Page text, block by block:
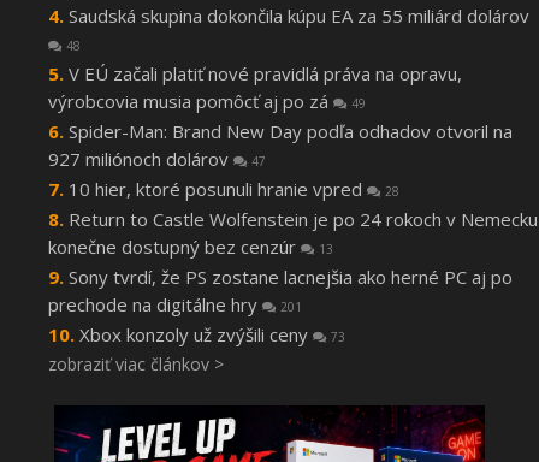
Saudská skupina dokončila kúpu EA za 55 miliárd dolárov
48
V EÚ začali platiť nové pravidlá práva na opravu,
výrobcovia musia pomôcť aj po zá
49
Spider-Man: Brand New Day podľa odhadov otvoril na
927 miliónoch dolárov
47
10 hier, ktoré posunuli hranie vpred 28
Return to Castle Wolfenstein je po 24 rokoch v Nemecku
konečne dostupný bez cenzúr
13
Sony tvrdí, že PS zostane lacnejšia ako herné PC aj po
prechode na digitálne hry
201
Xbox konzoly už zvýšili ceny 73
zobraziť viac článkov >